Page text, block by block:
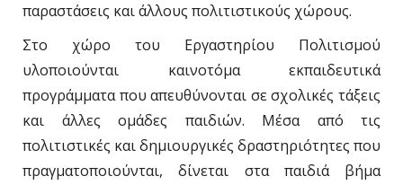
παραστάσεις και άλλους πολιτιστικούς χώρους.
Στο χώρο του Εργαστηρίου Πολιτισμού
υλοποιούνται καινοτόμα εκπαιδευτικά
προγράμματα που απευθύνονται σε σχολικές τάξεις
και άλλες ομάδες παιδιών. Μέσα από τις
πολιτιστικές και δημιουργικές δραστηριότητες που
πραγματοποιούνται, δίνεται στα παιδιά βήμα